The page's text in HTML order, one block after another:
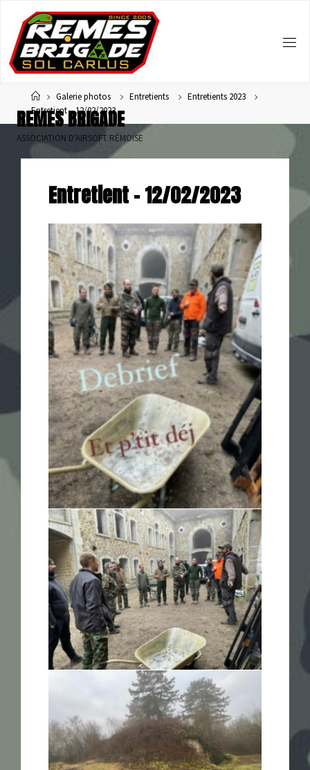
REMESBRIGADE
ASSOCIATION D'AIRSOFT RÉMOISE
HomeGalerie photos Entretients
Entretients 2023
Entretient – 12/02/2023
Entretient – 12/02/2023